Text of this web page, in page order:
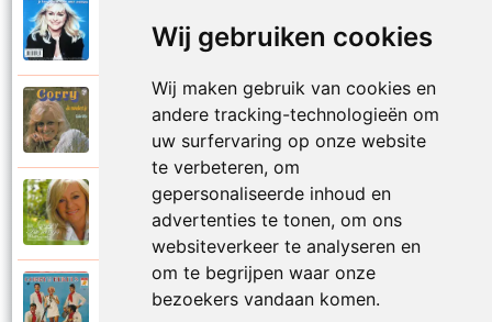
Wij gebruiken cookies
Wij maken gebruik van cookies en
andere tracking-technologieën om
uw surfervaring op onze website
te verbeteren, om
gepersonaliseerde inhoud en
advertenties te tonen, om ons
websiteverkeer te analyseren en
om te begrijpen waar onze
bezoekers vandaan komen.
Je kan je leven nooit meer overdoen
Corry Konings
Je moedertje
Corry Konings
Corry en De Rekels